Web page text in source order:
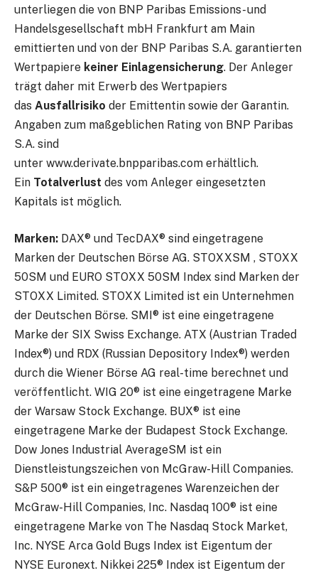
unterliegen die von BNP Paribas Emissions- und
Handelsgesellschaft mbH Frankfurt am Main
emittierten und von der BNP Paribas S.A. garantierten
Wertpapiere keiner Einlagensicherung. Der Anleger
trägt daher mit Erwerb des Wertpapiers
das Ausfallrisiko der Emittentin sowie der Garantin.
Angaben zum maßgeblichen Rating von BNP Paribas
S.A. sind
unter www.derivate.bnpparibas.com erhältlich.
Ein Totalverlust des vom Anleger eingesetzten
Kapitals ist möglich.
Marken: DAX® und TecDAX® sind eingetragene
Marken der Deutschen Börse AG. STOXXSM , STOXX
50SM und EURO STOXX 50SM Index sind Marken der
STOXX Limited. STOXX Limited ist ein Unternehmen
der Deutschen Börse. SMI® ist eine eingetragene
Marke der SIX Swiss Exchange. ATX (Austrian Traded
Index®) und RDX (Russian Depository Index®) werden
durch die Wiener Börse AG real-time berechnet und
veröffentlicht. WIG 20® ist eine eingetragene Marke
der Warsaw Stock Exchange. BUX® ist eine
eingetragene Marke der Budapest Stock Exchange.
Dow Jones Industrial AverageSM ist ein
Dienstleistungszeichen von McGraw-Hill Companies.
S&P 500® ist ein eingetragenes Warenzeichen der
McGraw-Hill Companies, Inc. Nasdaq 100® ist eine
eingetragene Marke von The Nasdaq Stock Market,
Inc. NYSE Arca Gold Bugs Index ist Eigentum der
NYSE Euronext. Nikkei 225® Index ist Eigentum der